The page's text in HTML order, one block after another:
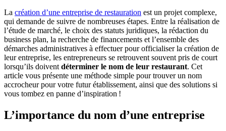
La création d’une entreprise de restauration est un projet complexe,
qui demande de suivre de nombreuses étapes. Entre la réalisation de
l’étude de marché, le choix des statuts juridiques, la rédaction du
business plan, la recherche de financements et l’ensemble des
démarches administratives à effectuer pour officialiser la création de
leur entreprise, les entrepreneurs se retrouvent souvent pris de court
lorsqu’ils doivent déterminer le nom de leur restaurant. Cet
article vous présente une méthode simple pour trouver un nom
accrocheur pour votre futur établissement, ainsi que des solutions si
vous tombez en panne d’inspiration !
L’importance du nom d’une entreprise